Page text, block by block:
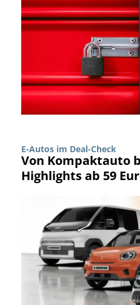
E-Autos im Deal-Check
Von Kompaktauto
Highlights ab 59